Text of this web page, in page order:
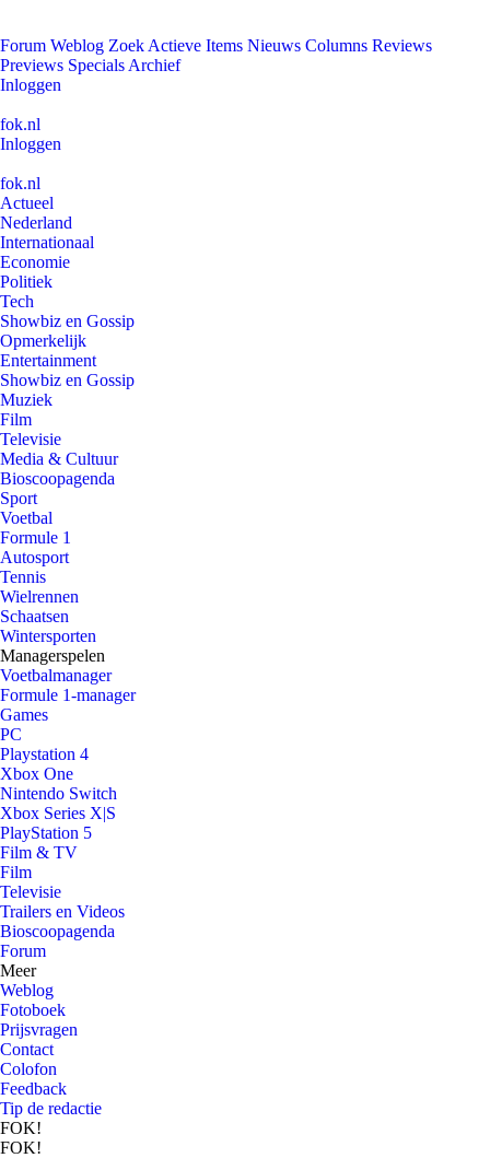
Forum Weblog Zoek Actieve Items Nieuws Columns Reviews
Previews Specials Archief
Inloggen
fok.nl
Inloggen
fok.nl
Actueel
Nederland
Internationaal
Economie
Politiek
Tech
Showbiz en Gossip
Opmerkelijk
Entertainment
Showbiz en Gossip
Muziek
Film
Televisie
Media & Cultuur
Bioscoopagenda
Sport
Voetbal
Formule 1
Autosport
Tennis
Wielrennen
Schaatsen
Wintersporten
Managerspelen
Voetbalmanager
Formule 1-manager
Games
PC
Playstation 4
Xbox One
Nintendo Switch
Xbox Series X|S
PlayStation 5
Film & TV
Film
Televisie
Trailers en Videos
Bioscoopagenda
Forum
Meer
Weblog
Fotoboek
Prijsvragen
Contact
Colofon
Feedback
Tip de redactie
FOK!
FOK!